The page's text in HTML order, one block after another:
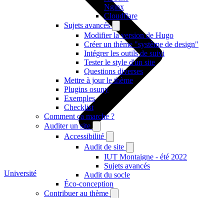
Nginx
Cloudflare
Sujets avancés
Modifier la version de Hugo
Créer un thème "système de design"
Intégrer les outils de suivi
Tester le style d'un site
Questions diverses
Mettre à jour le thème
Plugins osuny
Exemples
Checklist
Comment ça marche ?
Auditer un site
Accessibilité
Audit de site
IUT Montaigne - été 2022
Sujets avancés
Audit du socle
Éco-conception
Contribuer au thème
Université